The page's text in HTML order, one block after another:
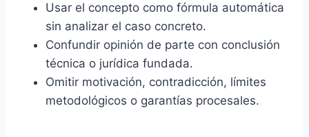
Usar el concepto como fórmula automática
sin analizar el caso concreto.
Confundir opinión de parte con conclusión
técnica o jurídica fundada.
Omitir motivación, contradicción, límites
metodológicos o garantías procesales.